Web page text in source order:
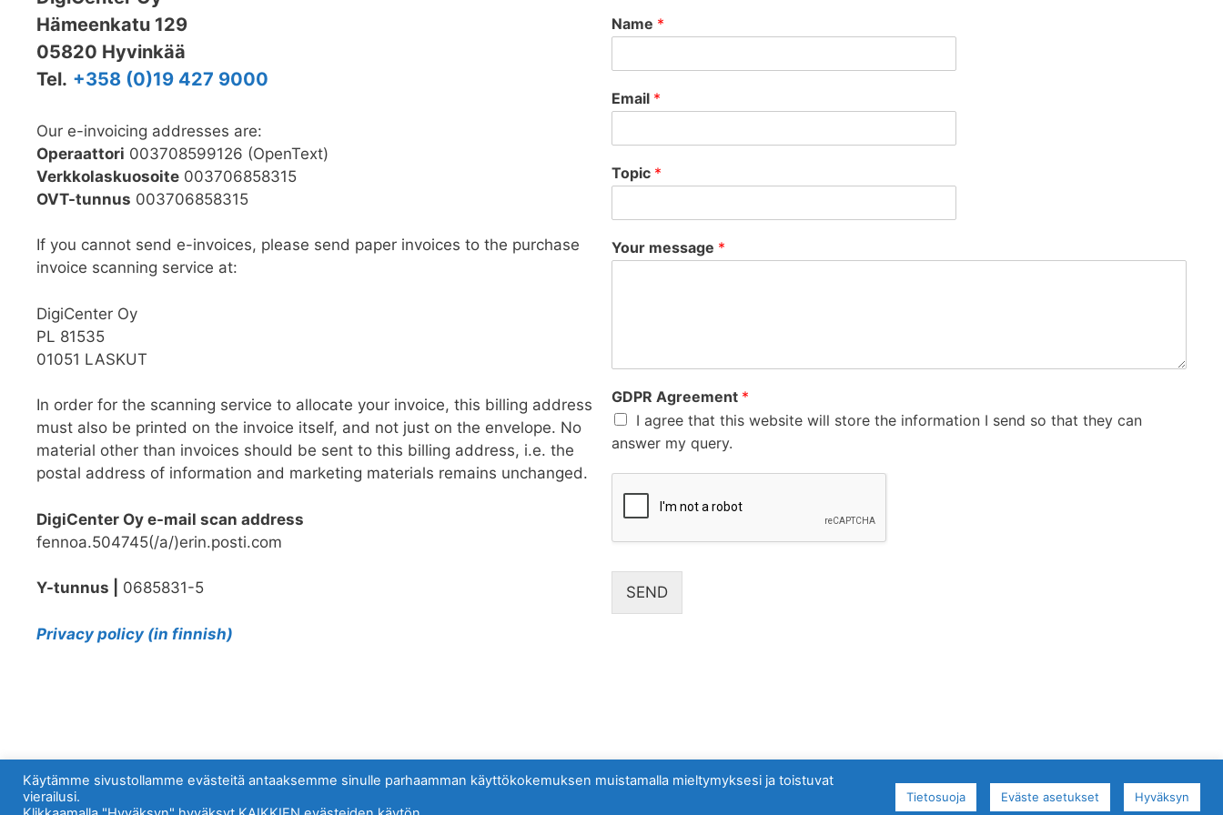
Hämeenkatu 129
05820 Hyvinkää
Tel. +358 (0)19 427 9000
Our e-invoicing addresses are:
Operaattori 003708599126 (OpenText)
Verkkolaskuosoite 003706858315
OVT-tunnus 003706858315
If you cannot send e-invoices, please send paper invoices to the purchase
invoice scanning service at:
DigiCenter Oy
PL 81535
01051 LASKUT
In order for the scanning service to allocate your invoice, this billing address
must also be printed on the invoice itself, and not just on the envelope. No
material other than invoices should be sent to this billing address, i.e. the
postal address of information and marketing materials remains unchanged.
DigiCenter Oy e-mail scan address
fennoa.504745(/a/)erin.posti.com
Y-tunnus | 0685831-5
Privacy policy (in finnish)
Name *
Email *
Topic *
Your message *
GDPR Agreement *
I agree that this website will store the information I send so that they can
answer my query.
SEND
© Copyright 2024 - DigiCenter Oy
Käytämme sivustollamme evästeitä antaaksemme sinulle parhaamman käyttökokemuksen muistamalla mieltymyksesi ja toistuvat
vierailusi.
Tietosuoja Eväste asetukset Hyväksyn